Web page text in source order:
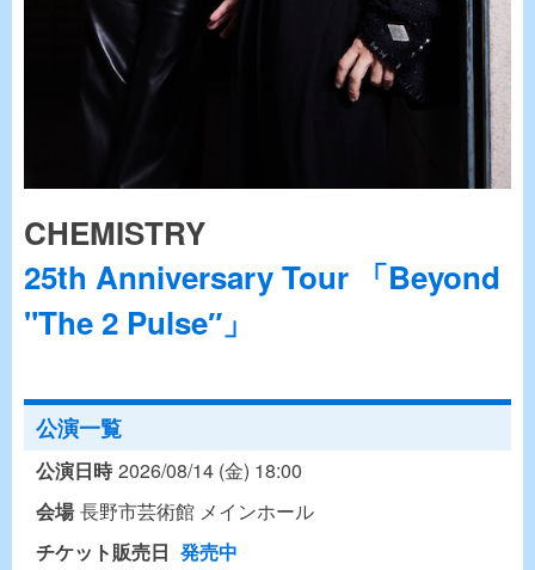
CHEMISTRY
25th Anniversary Tour 「Beyond
"The 2 Pulse″」
公演一覧
公演日時 2026/08/14 (金) 18:00
会場 長野市芸術館 メインホール
チケット販売日 発売中